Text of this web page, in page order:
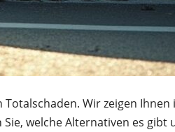
Wir zeigen Ihnen
welche Alternativen es gibt